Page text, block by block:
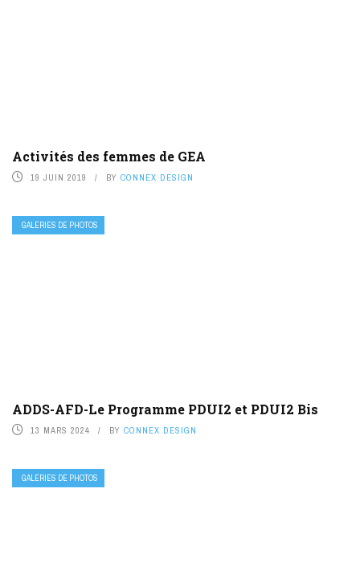
Activités des femmes de GEA
19 JUIN 2019 BY CONNEX DESIGN
GALERIES DE PHOTOS
ADDS-AFD-Le Programme PDUI2 et PDUI2 Bis
13 MARS 2024 BY CONNEX DESIGN
GALERIES DE PHOTOS